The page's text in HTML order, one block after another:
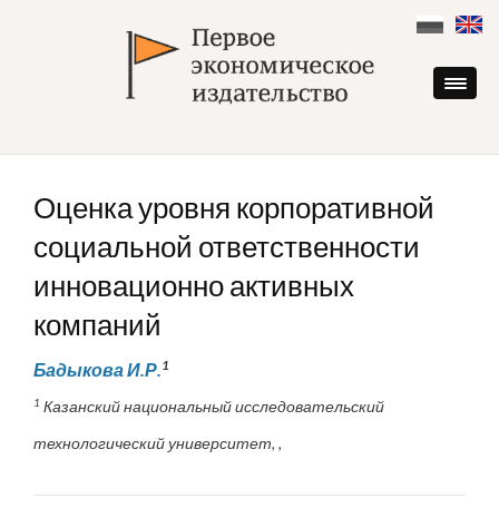
content
Оценка уровня корпоративной
социальной ответственности
инновационно активных
компаний
Бадыкова И.Р.1
1 Казанский национальный исследовательский
технологический университет, ,